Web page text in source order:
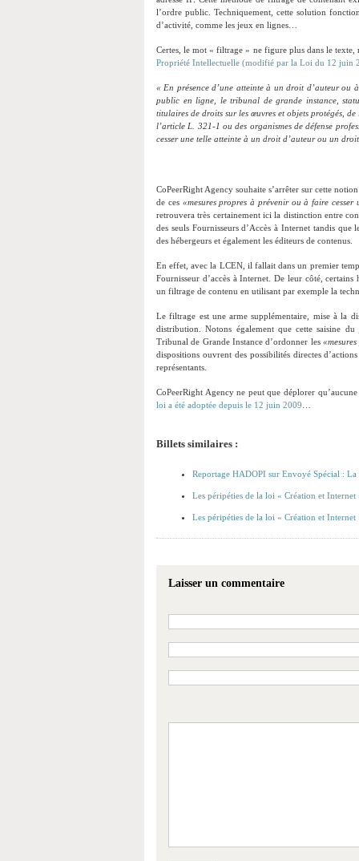
l’ordre public. Techniquement, cette solution
d’activité, comme les jeux en lignes…
Certes, le mot « filtrage » ne figure plus dans le texte,
Propriété Intellectuelle (modifié par la Loi du 12 juin
« En présence d’une atteinte à un droit d’auteur ou
public en ligne, le tribunal de grande instance,
titulaires de droits sur les œuvres et objets protégés,
l’article L. 321-1 ou des organismes de défense
cesser une telle atteinte à un droit d’auteur ou un
CoPeerRight Agency souhaite s’arrêter sur cette
de ces «mesures propres à prévenir ou à faire
retrouvera très certainement ici la distinction entre
des seuls Fournisseurs d’Accès à Internet tandis
des hébergeurs et également les éditeurs de contenus.
En effet, avec la LCEN, il fallait dans un premier
Fournisseur d’accès à Internet. De leur côté,
un filtrage de contenu en utilisant par exemple la
Le filtrage est une arme supplémentaire, mise à la
distribution. Notons également que cette saisine
Tribunal de Grande Instance d’ordonner les
dispositions ouvrent des possibilités directes
représentants.
CoPeerRight Agency ne peut que déplorer
loi a été adoptée depuis le 12 juin 2009
Billets similaires :
Reportage HADOPI sur Envoyé Spécial : La
Les péripéties de la loi « Création et Internet
Les péripéties de la loi « Création et Internet
Laisser un commentaire